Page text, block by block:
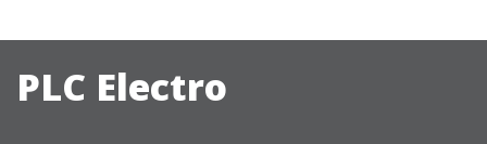
PLC Electro